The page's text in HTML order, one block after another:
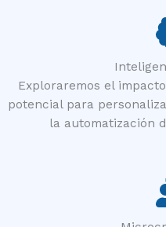
Exploraremos el
potencial para
la automatización